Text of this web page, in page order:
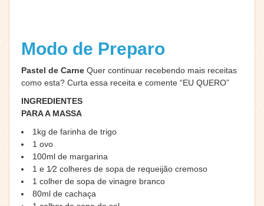
Modo de Preparo
Pastel de Carne Quer continuar recebendo mais receitas
como esta? Curta essa receita e comente “EU QUERO”
INGREDIENTES
PARA A MASSA
1kg de farinha de trigo
1 ovo
100ml de margarina
1 e 1⁄2 colheres de sopa de requeijão cremoso
1 colher de sopa de vinagre branco
80ml de cachaça